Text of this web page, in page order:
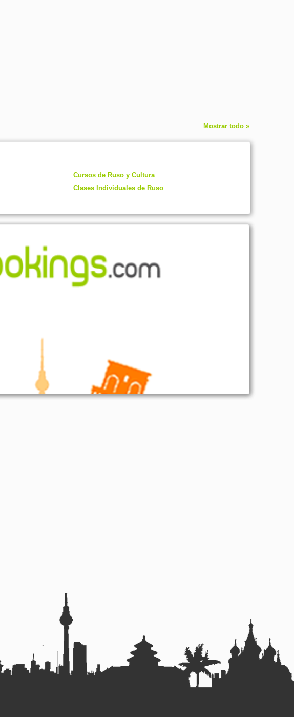
Mostrar todo »
Cursos de Ruso y Cultura
Clases Individuales de Ruso
variable: lang_info
intro_video.php